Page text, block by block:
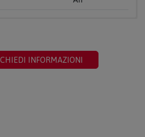
INFORMAZIONI